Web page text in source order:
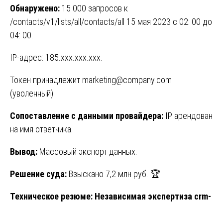
Обнаружено: 15 000 запросов к
/contacts/v1/lists/all/contacts/all 15 мая 2023 с 02: 00 до
04: 00.
IP-адрес: 185.xxx.xxx.xxx.
Токен принадлежит marketing@company.com
(уволенный).
Сопоставление с данными провайдера: IP арендован
на имя ответчика.
Вывод: Массовый экспорт данных.
Решение суда: Взыскано 7,2 млн руб. 🏆
Техническое резюме: Независимая экспертиза crm-